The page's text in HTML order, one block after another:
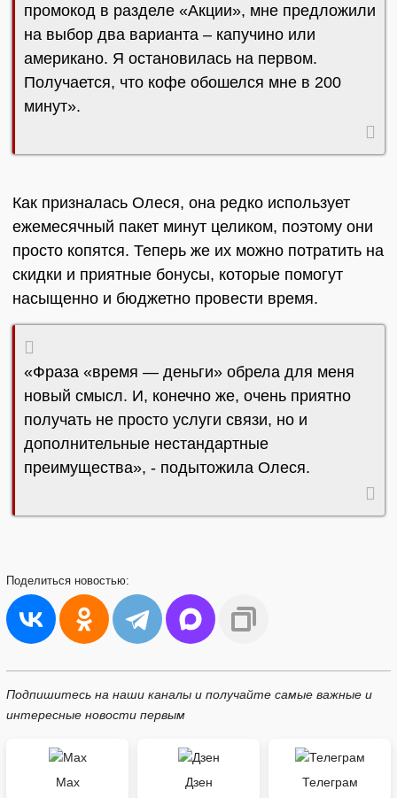
промокод в разделе «Акции», мне предложили
на выбор два варианта – капучино или
американо. Я остановилась на первом.
Получается, что кофе обошелся мне в 200
минут».
Как призналась Олеся, она редко использует
ежемесячный пакет минут целиком, поэтому они
просто копятся. Теперь же их можно потратить на
скидки и приятные бонусы, которые помогут
насыщенно и бюджетно провести время.
«Фраза «время — деньги» обрела для меня
новый смысл. И, конечно же, очень приятно
получать не просто услуги связи, но и
дополнительные нестандартные
преимущества», - подытожила Олеся.
Поделиться новостью:
Подпишитесь на наши каналы и получайте самые важные и
интересные новости первым
Max Дзен Телеграм